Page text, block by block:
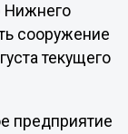
Нижнего
сооружение
текущего
предприятие